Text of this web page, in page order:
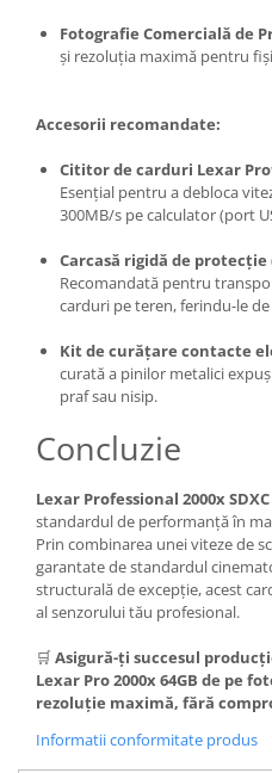
Fotografie Comercială de
și rezoluția maximă pentru
Accesorii recomandate:
Cititor de carduri Lexar
Esențial pentru a debloca
300MB/s pe calculator (port
Carcasă rigidă de protecție
Recomandată pentru
carduri pe teren, ferindu-le
Kit de curățare contacte
curată a pinilor metalici
praf sau nisip.
Concluzie
Lexar Professional 2000x SDXC
standardul de performanță în
Prin combinarea unei viteze de
garantate de standardul
structurală de excepție, acest
al senzorului tău profesional.
🛒 Asigură-ți succesul
Lexar Pro 2000x 64GB de pe
rezoluție maximă, fără
Informatii conformitate produs